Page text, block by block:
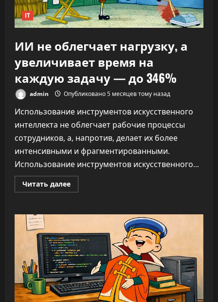
IT
ИИ не облегчает нагрузку, а
увеличивает время на
каждую задачу — до 346%
admin Опубликовано 5 месяцев тому назад
Использование инструментов искусственного
интеллекта не облегчает рабочие процессы
сотрудников, а, напротив, делает их более
интенсивными и фрагментированными.
Использование инструментов искусственного...
Читать далееПрочитать
больше
облегчает
а
увеличивает
время
на
каждую
задачу
—
до
346%